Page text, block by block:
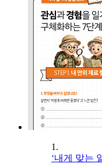
1.
‘내게 맞는